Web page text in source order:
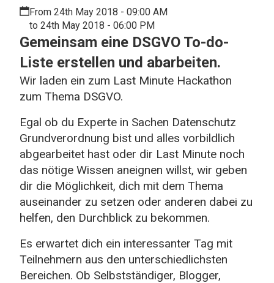
Gemeinsam eine DSGVO To-do-
Liste erstellen und abarbeiten.
Wir laden ein zum Last Minute Hackathon
zum Thema DSGVO.
Egal ob du Experte in Sachen Datenschutz
Grundverordnung bist und alles vorbildlich
abgearbeitet hast oder dir Last Minute noch
das nötige Wissen aneignen willst, wir geben
dir die Möglichkeit, dich mit dem Thema
auseinander zu setzen oder anderen dabei zu
helfen, den Durchblick zu bekommen.
Es erwartet dich ein interessanter Tag mit
Teilnehmern aus den unterschiedlichsten
Bereichen. Ob Selbstständiger, Blogger,
From 24th May 2018 - 09:00 AM
to 24th May 2018 - 06:00 PM